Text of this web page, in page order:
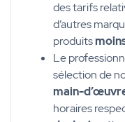
des tarifs
d’autres
produits
Le
sélection de
main-
horaires